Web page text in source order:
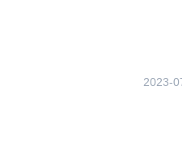
2023-